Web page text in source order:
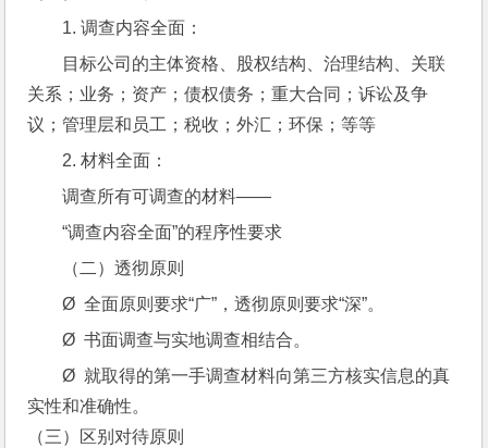
1. 调查内容全面：
目标公司的主体资格、股权结构、治理结构、关联
关系；业务；资产；债权债务；重大合同；诉讼及争
议；管理层和员工；税收；外汇；环保；等等
2. 材料全面：
调查所有可调查的材料——
“调查内容全面”的程序性要求
（二）透彻原则
Ø  全面原则要求“广”，透彻原则要求“深”。
Ø  书面调查与实地调查相结合。
Ø  就取得的第一手调查材料向第三方核实信息的真
实性和准确性。
（三）区别对待原则